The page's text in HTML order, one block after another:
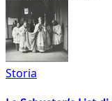
Storia